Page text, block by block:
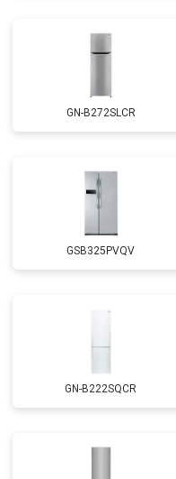
GN-B272SLCR
GSB325PVQV
GN-B222SQCR